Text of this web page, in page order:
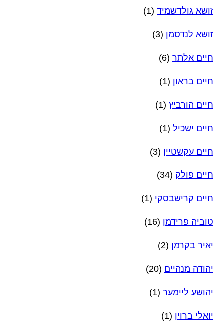
זושא גולדשמיד (1)
זושא לנדסמן (3)
חיים אלתר (6)
חיים בראון (1)
חיים הורביץ (1)
חיים ישכיל (1)
חיים עקשטיין (3)
חיים פולק (34)
חיים קרישבסקי (1)
טוביה פרידמן (16)
יאיר בקרמן (2)
יהודה מנהיים (20)
יהושע ליימער (1)
יואלי ברוין (1)